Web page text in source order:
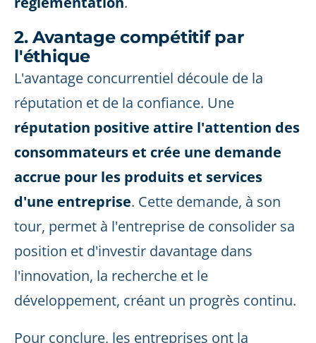
2. Avantage compétitif par
l'éthique
L'avantage concurrentiel découle de la
réputation et de la confiance. Une
réputation positive attire l'attention des
consommateurs et crée une demande
accrue pour les produits et services
d'une entreprise. Cette demande, à son
tour, permet à l'entreprise de consolider sa
position et d'investir davantage dans
l'innovation, la recherche et le
développement, créant un progrès continu.
Pour conclure, les entreprises ont la